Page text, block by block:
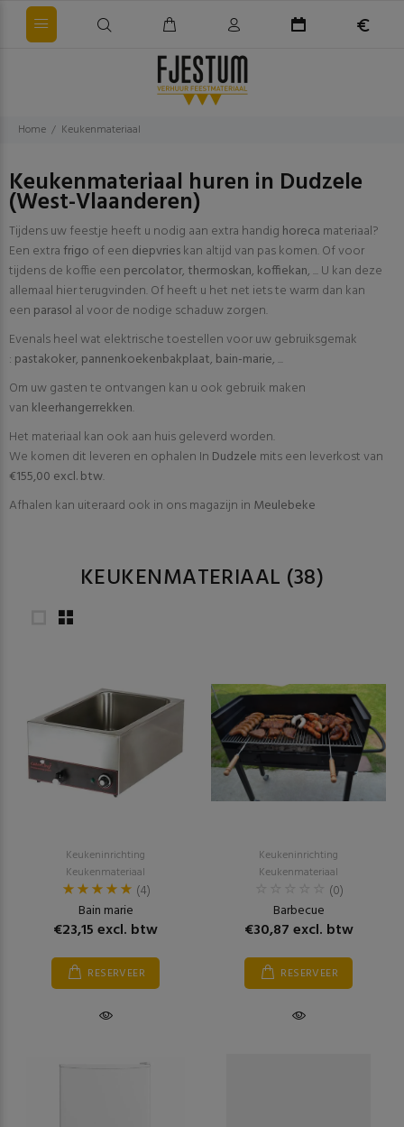
Home Keukenmateriaal
Keukenmateriaal huren in Dudzele
(West-Vlaanderen)
Tijdens uw feestje heeft u nodig aan extra handig horeca materiaal?
Een extrafrigo of een diepvrieskan altijd van pas komen. Of voor
tijdens de koffie een percolator, thermoskan, koffiekan, ... U kan deze
allemaal hier terugvinden. Of heeft u het net iets te warm dan kan
een parasol al voor de nodige schaduw zorgen.
Evenals heel wat elektrische toestellen voor uw gebruiksgemak
: pastakoker, pannenkoekenbakplaat, bain-marie, ...
Om uw gasten te ontvangen kan u ook gebruik maken
van kleerhangerrekken.
Het materiaal kan ook aan huis geleverd worden.
We komen dit leveren en ophalen In Dudzele mits een leverkost van
€155,00 excl. btw.
Afhalen kan uiteraard ook in ons magazijn in Meulebeke
KEUKENMATERIAAL (38)
Keukeninrichting
Keukenmateriaal
(4)
Bain marie
€23,15 excl. btw
RESERVEER
Keukeninrichting
Keukenmateriaal
(0)
Barbecue
€30,87 excl. btw
RESERVEER